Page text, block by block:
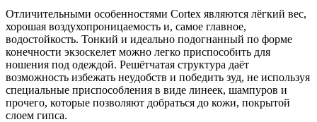
Отличительными особенностями Cortex являются лёгкий вес,
хорошая воздухопроницаемость и, самое главное,
водостойкость. Тонкий и идеально подогнанный по форме
конечности экзоскелет можно легко приспособить для
ношения под одеждой. Решётчатая структура даёт
возможность избежать неудобств и победить зуд, не используя
специальные приспособления в виде линеек, шампуров и
прочего, которые позволяют добраться до кожи, покрытой
слоем гипса.